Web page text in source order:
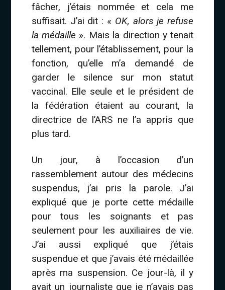
fâcher, j’étais nommée et cela me
suffisait. J’ai dit : « OK, alors je refuse
la médaille ». Mais la direction y tenait
tellement, pour l’établissement, pour la
fonction, qu’elle m’a demandé de
garder le silence sur mon statut
vaccinal. Elle seule et le président de
la fédération étaient au courant, la
directrice de l’ARS ne l’a appris que
plus tard.
Un jour, à l’occasion d’un
rassemblement autour des médecins
suspendus, j’ai pris la parole. J’ai
expliqué que je porte cette médaille
pour tous les soignants et pas
seulement pour les auxiliaires de vie.
J’ai aussi expliqué que j’étais
suspendue et que j’avais été médaillée
après ma suspension. Ce jour-là, il y
avait un journaliste que je n’avais pas